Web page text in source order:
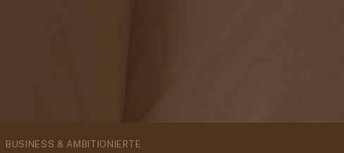
BUSINESS & AMBITIONIERTE